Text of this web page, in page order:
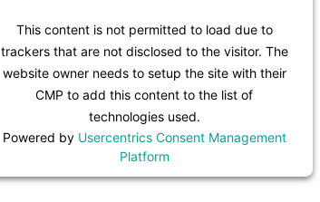
This content is not permitted to load due to
trackers that are not disclosed to the visitor. The
website owner needs to setup the site with their
CMP to add this content to the list of
technologies used.
Powered by Usercentrics Consent Management
Platform